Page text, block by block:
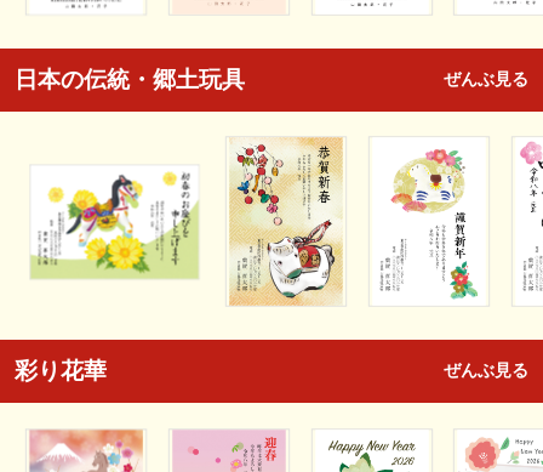
日本の伝統・郷土玩具 ぜんぶ見る
彩り花華 ぜんぶ見る